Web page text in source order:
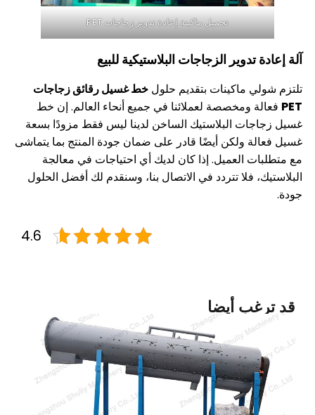
تحميل ماكينة إعادة تدوير زجاجات PET
الزجاجات البلاستيكية للبيع
ماكينات بتقديم حلولخط غسيل رقائق زجاجات
ومخصصة لعملائنا في جميع أنحاء العالم. إن خط
البلاستيك الساخن لدينا ليس فقط مزودًا بسعة
ولكن أيضًا قادر على ضمان جودة المنتج بما يتماشى
العميل. إذا كان لديك أي احتياجات في معالجة
فلا تتردد في الاتصال بنا، وسنقدم لك أفضل الحلول
4.6
أيضا